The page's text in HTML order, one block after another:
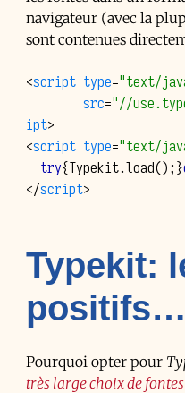
navigateur (avec la
sont contenues
<script type="text/
src="//
ipt>
<script type="text/
try{Typekit.load();}
</script>
Typekit:
positifs…
Pourquoi opter pour
très large choix de fontes